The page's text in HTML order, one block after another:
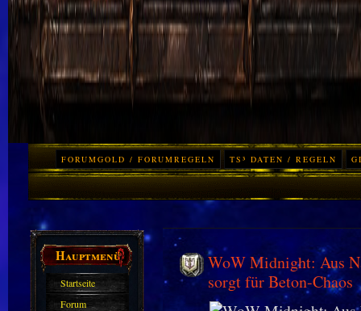
FORUMGOLD / FORUMREGELN TS³ DATEN / REGELN
Hauptmenü
Startseite
Forum
WoW Midnight: Aus
sorgt für Beton-Chaos